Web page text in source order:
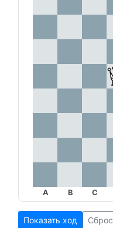
A B C
Показать ход
Сброс